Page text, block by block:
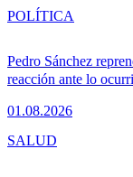
Pedro Sánchez
reacción ante lo
01.08.2026
POLÍTICA
SALUD